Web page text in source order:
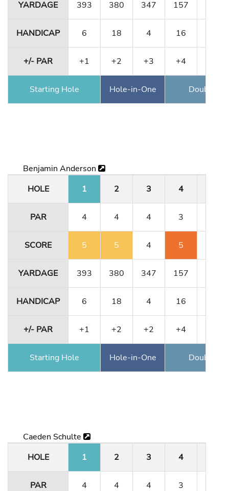
YARDAGE 393 380 347 157
HANDICAP 6 18 4 16
+/- PAR +1 +2 +3 +4
Starting Hole Hole-in-One Double
Benjamin Anderson
HOLE
1 2 3 4
PAR 4 4 4 3
SCORE 5 5 4 5
YARDAGE 393 380 347 157
HANDICAP 6 18 4 16
+/- PAR +1 +2 +2 +4
Starting Hole Hole-in-One Double
Caeden Schulte
HOLE
1 2 3 4
PAR 4 4 4 3